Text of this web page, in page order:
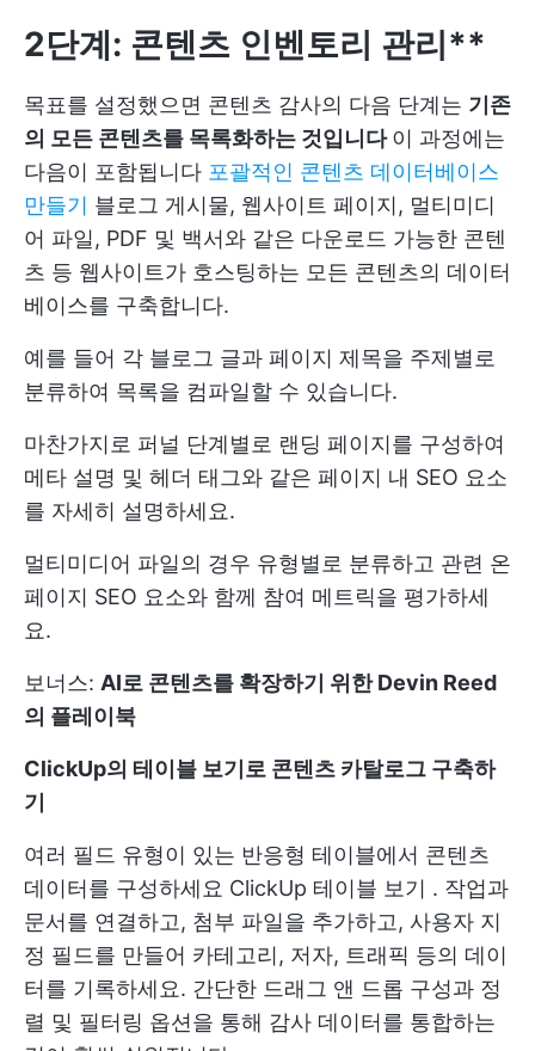
2단계: 콘텐츠 인벤토리 관리**
목표를 설정했으면 콘텐츠 감사의 다음 단계는 기존
의 모든 콘텐츠를 목록화하는 것입니다이 과정에는
다음이 포함됩니다 포괄적인 콘텐츠 데이터베이스
만들기 블로그 게시물, 웹사이트 페이지, 멀티미디
어 파일, PDF 및 백서와 같은 다운로드 가능한 콘텐
츠 등 웹사이트가 호스팅하는 모든 콘텐츠의 데이터
베이스를 구축합니다.
예를 들어 각 블로그 글과 페이지 제목을 주제별로
분류하여 목록을 컴파일할 수 있습니다.
마찬가지로 퍼널 단계별로 랜딩 페이지를 구성하여
메타 설명 및 헤더 태그와 같은 페이지 내 SEO 요소
를 자세히 설명하세요.
멀티미디어 파일의 경우 유형별로 분류하고 관련 온
페이지 SEO 요소와 함께 참여 메트릭을 평가하세
요.
보너스: AI로 콘텐츠를 확장하기 위한 Devin Reed
의 플레이북
ClickUp의 테이블 보기로 콘텐츠 카탈로그 구축하
기
여러 필드 유형이 있는 반응형 테이블에서 콘텐츠
데이터를 구성하세요 ClickUp 테이블 보기 . 작업과
문서를 연결하고, 첨부 파일을 추가하고, 사용자 지
정 필드를 만들어 카테고리, 저자, 트래픽 등의 데이
터를 기록하세요. 간단한 드래그 앤 드롭 구성과 정
렬 및 필터링 옵션을 통해 감사 데이터를 통합하는